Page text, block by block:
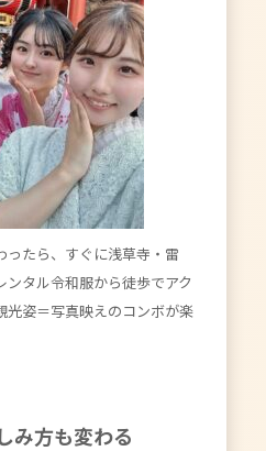
たら、すぐに浅草寺・雷
タル令和服から徒歩でアク
姿＝写真映えのコンボが楽
み方も変わる